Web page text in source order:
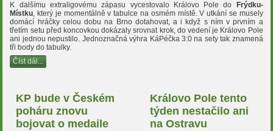
K dalšímu extraligovému zápasu vycestovalo Královo Pole do
Frýdku-
Místku, který je momentálně v tabulce na osmém místě. V utkání se musely
domácí hráčky celou dobu na Brno dotahovat, a i když s ním v prvním a
třetím setu před koncovkou dokázaly srovnat krok, do vedení je Královo Pole
ani jednou nepustilo. Jednoznačná výhra KáPéčka 3:0 na sety tak znamená
tři body do tabulky.
Číst dál...
KP bude v Českém
poháru znovu
bojovat o medaile
Královo Pole tento
týden nestačilo ani
na Ostravu